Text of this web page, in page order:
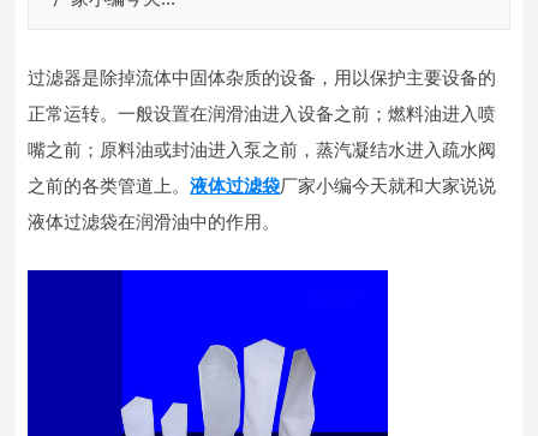
过滤器是除掉流体中固体杂质的设备，用以保护主要设备的
正常运转。一般设置在润滑油进入设备之前；燃料油进入喷
嘴之前；原料油或封油进入泵之前，蒸汽凝结水进入疏水阀
之前的各类管道上。液体过滤袋厂家小编今天就和大家说说
液体过滤袋在润滑油中的作用。